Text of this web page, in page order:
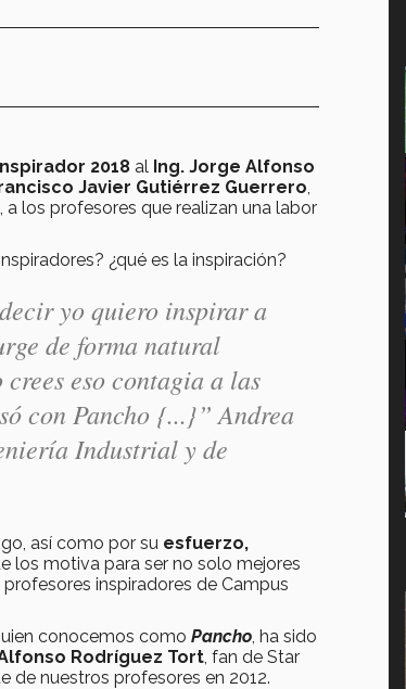
2018 al Ing. Jorge Alfonso
Javier Gutiérrez Guerrero
los profesores que realizan una labor
¿qué es la inspiración?
yo quiero inspirar a
de forma natural
eso contagia a las
con Pancho {...}” Andrea
Industrial y de
así como por su esfuerzo,
los motiva para ser no solo mejores
inspiradores de Campus
conocemos como Pancho , ha sido
Rodríguez Tort , fan de Star
de nuestros profesores en 2012.